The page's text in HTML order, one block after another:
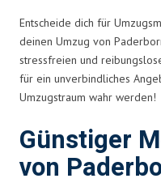
Entscheide dich für
deinen Umzug von
stressfreien und
für ein unverbindliches
Umzugstraum wahr werden!
Günstiger
von